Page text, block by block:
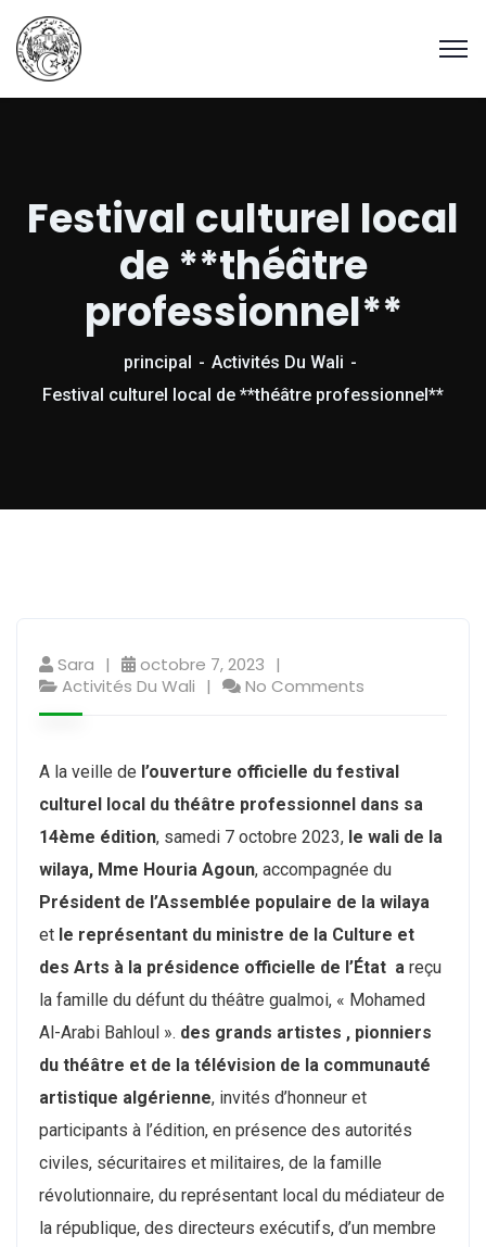
Festival culturel local
de **théâtre
professionnel**
principal
Activités Du Wali
Festival culturel local de **théâtre professionnel**
Sara
octobre 7, 2023
Activités Du Wali
No Comments
A la veille de l’ouverture officielle du festival
culturel local du théâtre professionnel dans sa
14ème édition, samedi 7 octobre 2023, le wali de la
wilaya, Mme Houria Agoun, accompagnée du
Président de l’Assemblée populaire de la wilaya
et le représentant du ministre de la Culture et
des Arts à la présidence officielle de l’État a reçu
la famille du défunt du théâtre gualmoi, « Mohamed
Al-Arabi Bahloul ». des grands artistes , pionniers
du théâtre et de la télévision de la communauté
artistique algérienne, invités d’honneur et
participants à l’édition, en présence des autorités
civiles, sécuritaires et militaires, de la famille
révolutionnaire, du représentant local du médiateur de
la république, des directeurs exécutifs, d’un membre